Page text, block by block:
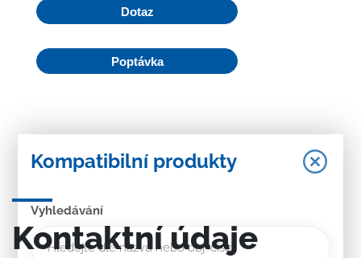
Dotaz
Poptávka
Kompatibilní produkty
Vyhledávání
Kontaktní údaje